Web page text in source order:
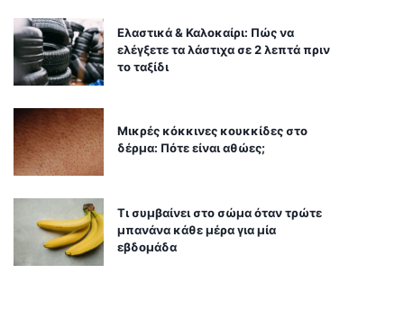
Ελαστικά & Καλοκαίρι: Πώς να
ελέγξετε τα λάστιχα σε 2 λεπτά πριν
το ταξίδι
Μικρές κόκκινες κουκκίδες στο
δέρμα: Πότε είναι αθώες;
Τι συμβαίνει στο σώμα όταν τρώτε
μπανάνα κάθε μέρα για μία
εβδομάδα